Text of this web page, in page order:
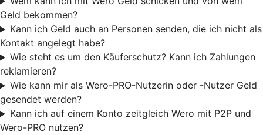
Geld bekommen?
Kann ich Geld auch an Personen senden, die ich nicht als
Kontakt angelegt habe?
Wie steht es um den Käuferschutz? Kann ich Zahlungen
reklamieren?
Wie kann mir als Wero-PRO-Nutzerin oder -Nutzer Geld
gesendet werden?
Kann ich auf einem Konto zeitgleich Wero mit P2P und
Wero-PRO nutzen?